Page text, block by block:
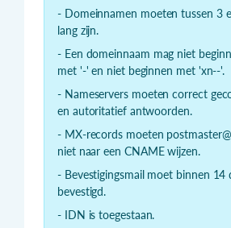
- Domeinnamen moeten tussen 3
lang zijn.
- Een domeinnaam mag niet
met '-' en niet beginnen met 'xn--'.
- Nameservers moeten correct
en autoritatief antwoorden.
- MX-records moeten
niet naar een CNAME wijzen.
- Bevestigingsmail moet binnen 14
bevestigd.
- IDN is toegestaan.